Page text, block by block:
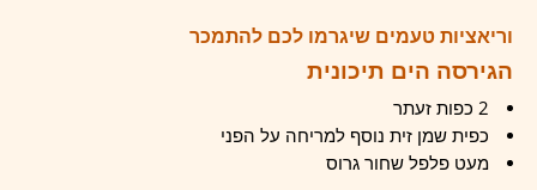
וריאציות טעמים שיגרמו לכם להתמכר
הגירסה הים תיכונית
2 כפות זעתר
כפית שמן זית נוסף למריחה על הפני
מעט פלפל שחור גרוס